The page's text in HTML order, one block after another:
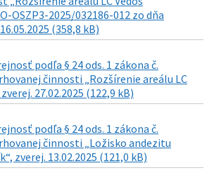
OSZP3-2025/032186-012 zo dňa
(358,8 kB)
podľa § 24 ods. 1 zákona č.
činnosti „Rozšírenie areálu LC
27.02.2025 (122,9 kB)
podľa § 24 ods. 1 zákona č.
činnosti „Ložisko andezitu
zverej. 13.02.2025 (121,0 kB)